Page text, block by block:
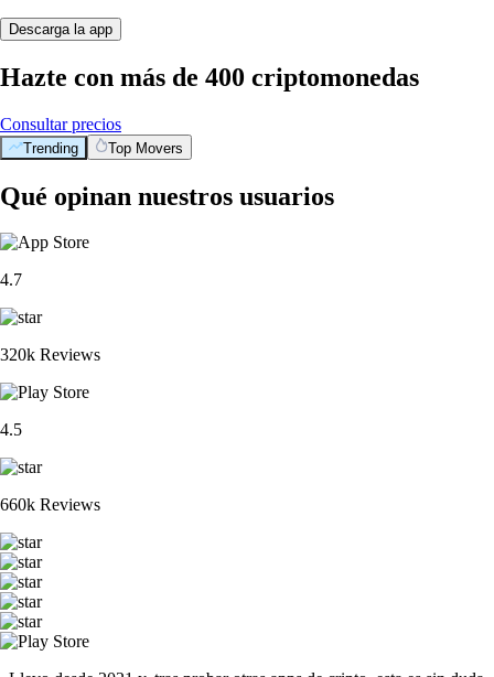
Descarga la app
Hazte con más de 400 criptomonedas
Consultar precios
Trending Top Movers
Qué opinan nuestros usuarios
4.7
320k Reviews
4.5
660k Reviews